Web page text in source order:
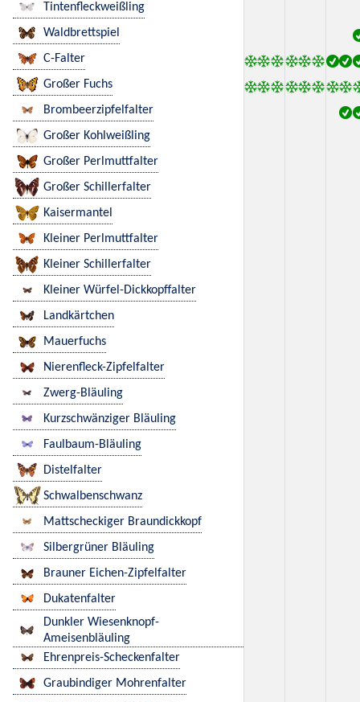
Tintenfleckweißling
Waldbrettspiel
C-Falter
Großer Fuchs
Brombeerzipfelfalter
Großer Kohlweißling
Großer Perlmuttfalter
Großer Schillerfalter
Kaisermantel
Kleiner Perlmuttfalter
Kleiner Schillerfalter
Kleiner Würfel-Dickkopffalter
Landkärtchen
Mauerfuchs
Nierenfleck-Zipfelfalter
Zwerg-Bläuling
Kurzschwänziger Bläuling
Faulbaum-Bläuling
Distelfalter
Schwalbenschwanz
Mattscheckiger Braundickkopf
Silbergrüner Bläuling
Brauner Eichen-Zipfelfalter
Dukatenfalter
Dunkler Wiesenknopf-
Ameisenbläuling
Ehrenpreis-Scheckenfalter
Graubindiger Mohrenfalter